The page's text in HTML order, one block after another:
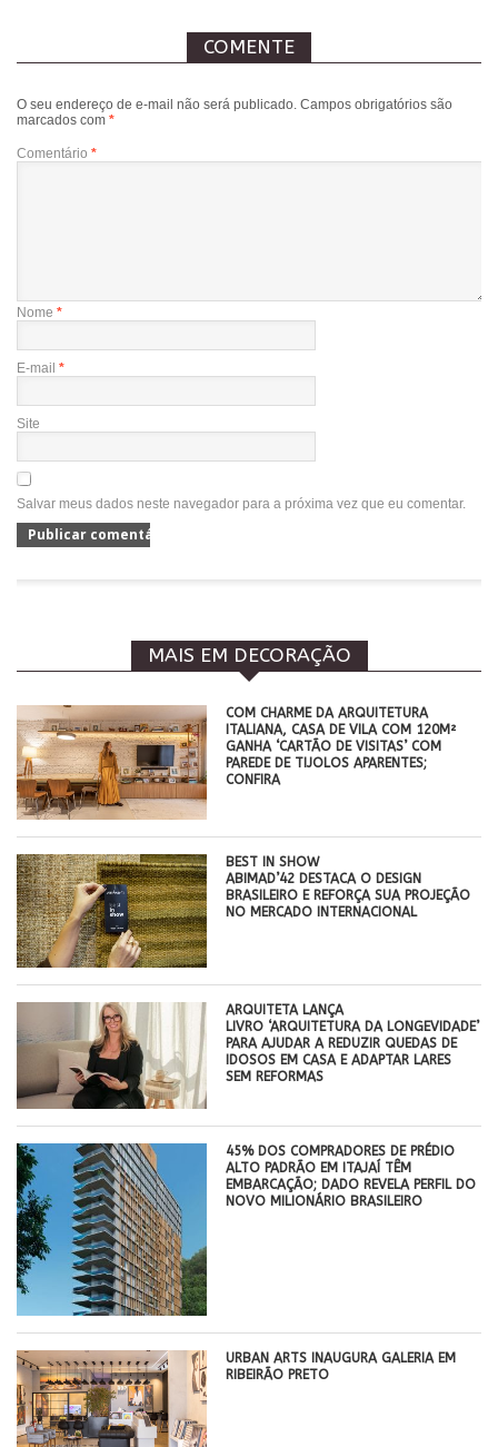
COMENTE
O seu endereço de e-mail não será publicado. Campos obrigatórios são
marcados com *
Comentário *
Nome *
E-mail *
Site
Salvar meus dados neste navegador para a próxima vez que eu comentar.
MAIS EM DECORAÇÃO
COM CHARME DA ARQUITETURA
ITALIANA, CASA DE VILA COM 120M²
GANHA ‘CARTÃO DE VISITAS’ COM
PAREDE DE TIJOLOS APARENTES;
CONFIRA
BEST IN SHOW
ABIMAD’42 DESTACA O DESIGN
BRASILEIRO E REFORÇA SUA PROJEÇÃO
NO MERCADO INTERNACIONAL
ARQUITETA LANÇA
LIVRO ‘ARQUITETURA DA LONGEVIDADE’
PARA AJUDAR A REDUZIR QUEDAS DE
IDOSOS EM CASA E ADAPTAR LARES
SEM REFORMAS
45% DOS COMPRADORES DE PRÉDIO
ALTO PADRÃO EM ITAJAÍ TÊM
EMBARCAÇÃO; DADO REVELA PERFIL DO
NOVO MILIONÁRIO BRASILEIRO
​URBAN ARTS INAUGURA GALERIA EM
RIBEIRÃO PRETO